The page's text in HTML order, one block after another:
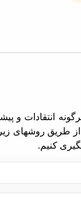
و پیشنهادات
زیر اقدام